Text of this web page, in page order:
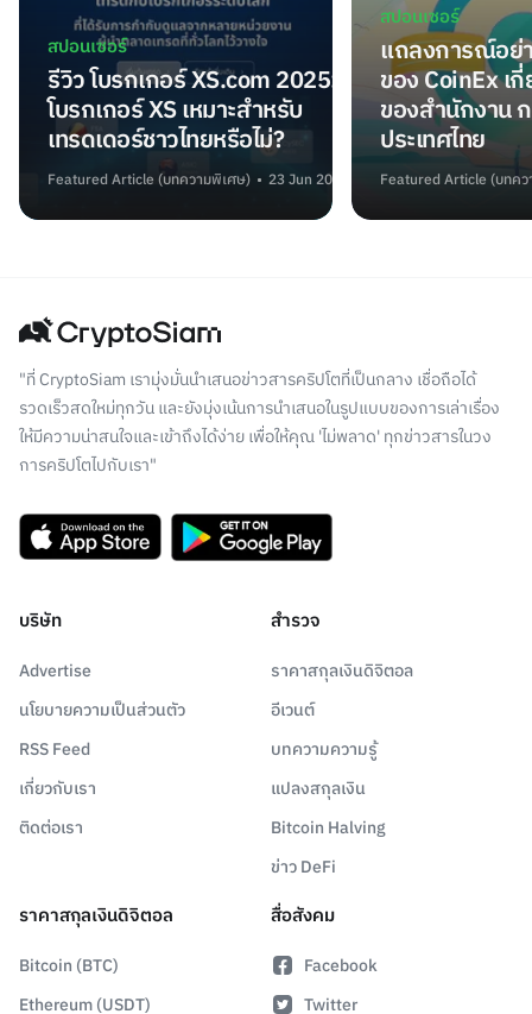
สปอนเซอร์
รีวิว โบรกเกอร์ XS.com 2025:
โบรกเกอร์ XS เหมาะสำหรับ
เทรดเดอร์ชาวไทยหรือไม่?
Featured Article (บทความพิเศษ) 23 Jun 2025
สปอนเซอร์
แถลงการณ์อย่
ของ CoinEx เ
ของสำนักงาน
ประเทศไทย
Featured Article (บทค
"ที่ CryptoSiam เรามุ่งมั่นนำเสนอข่าวสารคริปโตที่เป็นกลาง เชื่อถือได้
รวดเร็วสดใหม่ทุกวัน และยังมุ่งเน้นการนำเสนอในรูปแบบของการเล่าเรื่อง
ให้มีความน่าสนใจและเข้าถึงได้ง่าย เพื่อให้คุณ 'ไม่พลาด' ทุกข่าวสารในวง
การคริปโตไปกับเรา"
บริษัท
Advertise
นโยบายความเป็นส่วนตัว
RSS Feed
เกี่ยวกับเรา
ติดต่อเรา
สำรวจ
ราคาสกุลเงินดิจิตอล
อีเวนต์
บทความความรู้
แปลงสกุลเงิน
Bitcoin Halving
ข่าว DeFi
ราคาสกุลเงินดิจิตอล
Bitcoin (BTC)
Ethereum (USDT)
สื่อสังคม
Facebook
Twitter